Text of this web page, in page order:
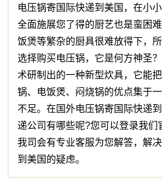
电压锅寄国际快递到美国，在小
全面施展您了得的厨艺也是蛮困
饭煲等繁杂的厨具很难放得下，
选择购买电压锅，它是何方神圣
术研制出的一种新型炊具，它能
锅、电饭煲、闷烧锅的优点集于
不足。在国外电压锅寄国际快递
递公司有哪些呢?您可以登录我们
我司会有专业客服为您解答，解
到美国的疑虑。